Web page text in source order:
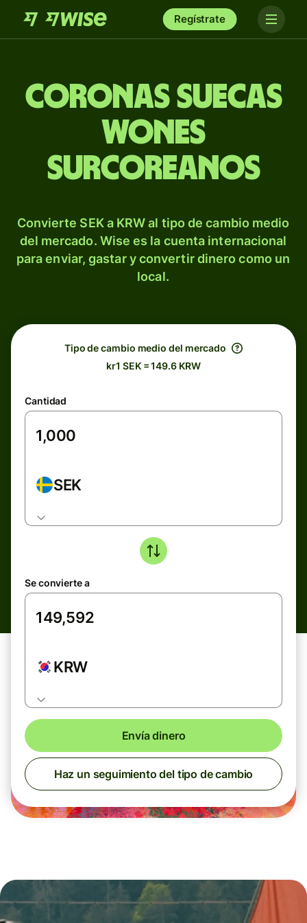
Regístrate
Coronas suecas
wones
surcoreanos
Convierte SEK a KRW al tipo de cambio medio
del mercado. Wise es la cuenta internacional
para enviar, gastar y convertir dinero como un
local.
Tipo de cambio medio del mercado
kr1 SEK = 149.6 KRW
Cantidad
SEK
Se convierte a
KRW
Envía dinero
Haz un seguimiento del tipo de cambio